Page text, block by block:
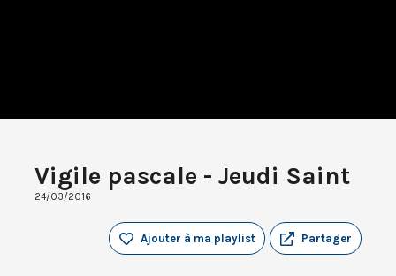
Vigile pascale - Jeudi Saint
24/03/2016
Partager
Ajouter à ma playlist